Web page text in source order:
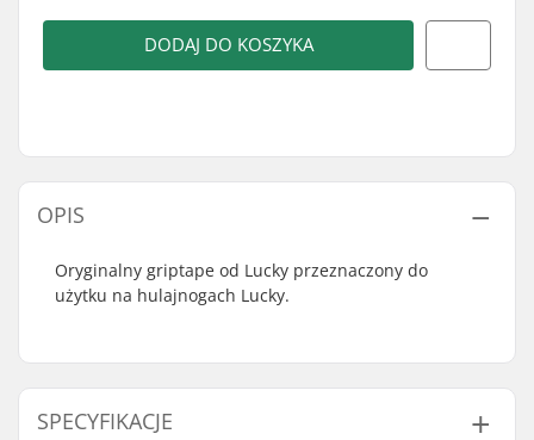
DODAJ DO KOSZYKA
OPIS
Oryginalny griptape od Lucky przeznaczony do
użytku na hulajnogach Lucky.
SPECYFIKACJE